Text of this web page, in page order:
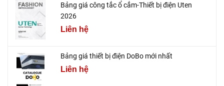
Bảng giá công tắc ổ cắm-Thiết bị điện Uten
2026
Liên hệ
Bảng giá thiết bị điện DoBo mới nhất
Liên hệ